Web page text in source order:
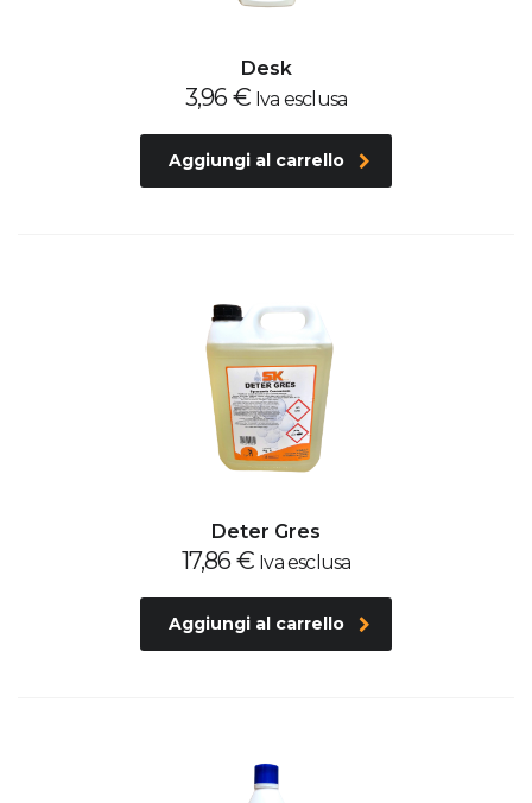
Desk
3,96 € Iva esclusa
Aggiungi al carrello
Deter Gres
17,86 € Iva esclusa
Aggiungi al carrello